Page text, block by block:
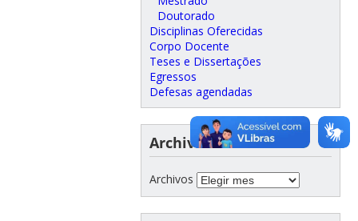
Doutorado
Disciplinas Oferecidas
Corpo Docente
Teses e Dissertações
Egressos
Defesas agendadas
Archivos
Archivos